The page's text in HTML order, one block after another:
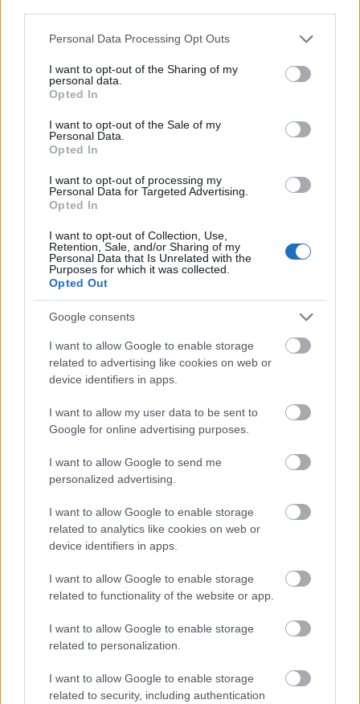
Please note that this website/app uses one or more Google
not limited to your visit or usage behaviour. You may click to
grant or deny consent to Google and its third-party tags to
use your data for below specified purposes in below Google
consent section.
Personal Data Processing Opt Outs
I want to opt-out of the Sharing of my
personal data.
Opted In
I want to opt-out of the Sale of my
Personal Data.
Opted In
I want to opt-out of processing my
Personal Data for Targeted Advertising.
Opted In
I want to opt-out of Collection, Use,
Retention, Sale, and/or Sharing of my
Personal Data that Is Unrelated with the
Purposes for which it was collected.
Opted Out
Google consents
I want to allow Google to enable storage
related to advertising like cookies on web or
device identifiers in apps.
I want to allow my user data to be sent to
Google for online advertising purposes.
I want to allow Google to send me
personalized advertising.
I want to allow Google to enable storage
related to analytics like cookies on web or
device identifiers in apps.
I want to allow Google to enable storage
related to functionality of the website or app.
I want to allow Google to enable storage
related to personalization.
I want to allow Google to enable storage
related to security, including authentication
Vagyis ahelyett, hogy el kellene kezdenünk azon
gondolkozni, hogy mi is az a Bikavér Superior, vagy
hogy miben más a 2015-ös cabernet sauvignon a
2016-oshoz képest (és hogy vajon ízleni fog-e), egész
egyszerűen választhatunk először stílus (vörösbor,
fehérbor, rozé, habzó, dobozos) majd ízvilág alapján
(citrusos, barackos, meggyes, vaníliás, lágy,
ropogós).
korábban.
A történetük 1965-ben kezdődött, amikor a
kaliforniai borász, David Bynum a saját garázsában
Burgundy. A név egyébként (Barefoot = mezítláb)
arra a szabadszelleműségre és lazaságra utal, amit
akkor érezhettek az emberek, amikor még mezítláb
taposták a szőlőt (pont nemrég írtunk arról a román
borászról, aki büszkén mutogatja az állami tévében
az orvosi leleteket, miszerint az ő szőlőjét taposó
lányok szűzek). A következő fontos állomás 1986-ban
volt, amikor Michael Houlihan és Bonnie Harvey
átvették az irányítást és megalkották az ikonikus
mezítlábas logót. Az utolsó mérföldkő pedig 2005-
ben jött, a Barefoot ekkor került E&J Gallo borászat